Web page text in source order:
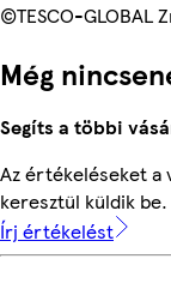
©TESCO-GLOBAL
Még
Segíts a többi
Az értékeléseket a
keresztül küldik
Írj értékelést